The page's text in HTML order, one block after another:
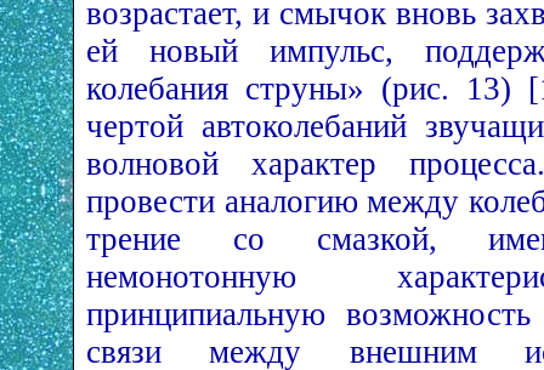
возрастает, и смычок вновь
ей новый импульс,
колебания струны» (рис. 13)
чертой автоколебаний
волновой характер
провести аналогию между
трение со смазкой,
немонотонную
принципиальную
связи между внешним